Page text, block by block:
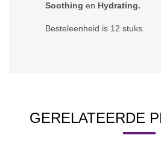
Soothing en Hydrating.
Besteleenheid is 12 stuks.
GERELATEERDE